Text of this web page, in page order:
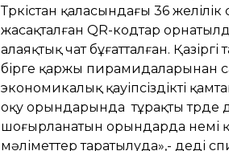
Түркістан қаласындағы 36
жасақталған QR-кодтар
алаяқтық чат бұғатталған.
бірге қаржы пирамидаларынан
экономикалық қауіпсіздікті
оқу орындарында тұрақты түрде
шоғырланатын орындарда үнемі
мәліметтер таратылуда»,- деді